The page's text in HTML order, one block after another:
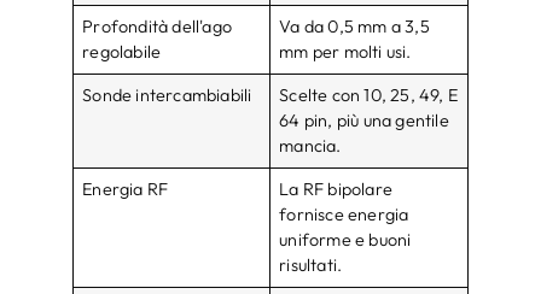
Profondità dell'ago
regolabile
Va da 0,5 mm a 3,5
mm per molti usi.
Sonde intercambiabili
Scelte con 10, 25, 49, E
64 pin, più una gentile
mancia.
Energia RF
La RF bipolare
fornisce energia
uniforme e buoni
risultati.